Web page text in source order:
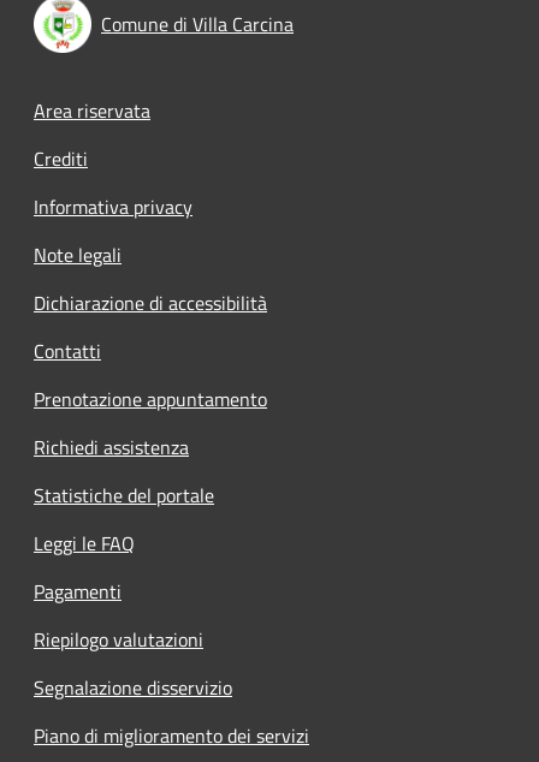
Comune di Villa Carcina
Footer menu
Area riservata
Crediti
Informativa privacy
Note legali
Dichiarazione di accessibilità
Contatti
Prenotazione appuntamento
Richiedi assistenza
Statistiche del portale
Leggi le FAQ
Pagamenti
Riepilogo valutazioni
Segnalazione disservizio
Piano di miglioramento dei servizi